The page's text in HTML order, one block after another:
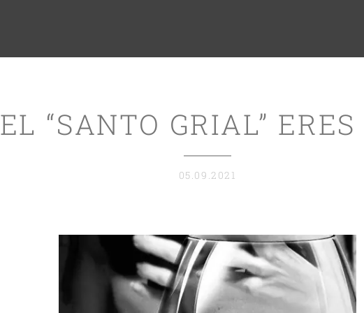
EL “SANTO GRIAL”
05.09.2021